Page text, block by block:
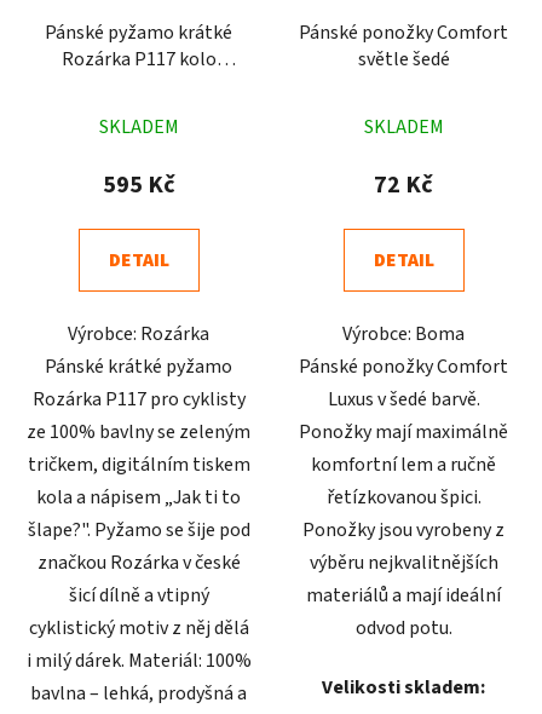
Pánské pyžamo krátké
Rozárka P117 kolo
hodnocení
produktu
4,7
z
hvězdiček.
SKLADEM
595 Kč
DETAIL
Výrobce: Rozárka
Pánské krátké pyžamo
Rozárka P117 pro cyklisty
ze 100% bavlny se zeleným
tričkem, digitálním tiskem
kola a nápisem „Jak ti to
šlape?". Pyžamo se šije pod
značkou Rozárka v české
šicí dílně a vtipný
cyklistický motiv z něj dělá
i milý dárek. Materiál: 100%
bavlna – lehká, prodyšná a
Pánské ponožky Comfort
světle šedé
hodnocení
produktu
5,0
z
hvězdiček.
SKLADEM
72 Kč
DETAIL
Výrobce: Boma
Pánské ponožky Comfort
Luxus v šedé barvě.
Ponožky mají maximálně
komfortní lem a ručně
řetízkovanou špici.
Ponožky jsou vyrobeny z
výběru nejkvalitnějších
materiálů a mají ideální
odvod potu.
Velikosti skladem: